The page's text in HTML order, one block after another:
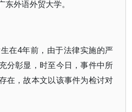
外语外贸大学。
在4年前，由于法律实施的严
分彰显，时至今日，事件中所
在，故本文以该事件为检讨对